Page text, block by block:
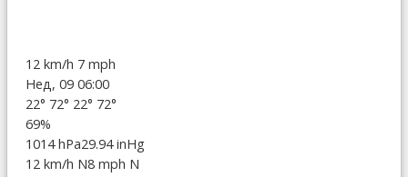
12 km/h 7 mph
Нед, 09 06:00
22° 72° 22° 72°
69%
1014 hPa29.94 inHg
12 km/h N8 mph N